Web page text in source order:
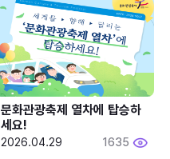
문화관광축제 열차에 탑승하
세요!
2026.04.29 1635